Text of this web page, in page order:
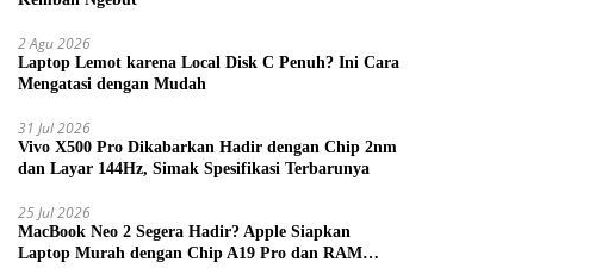
2 Agu 2026
Laptop Lemot karena Local Disk C Penuh? Ini Cara
Mengatasi dengan Mudah
31 Jul 2026
Vivo X500 Pro Dikabarkan Hadir dengan Chip 2nm
dan Layar 144Hz, Simak Spesifikasi Terbarunya
25 Jul 2026
MacBook Neo 2 Segera Hadir? Apple Siapkan
Laptop Murah dengan Chip A19 Pro dan RAM